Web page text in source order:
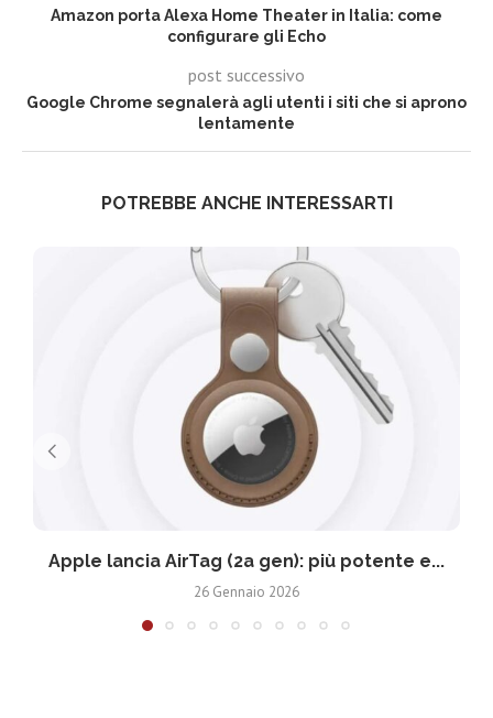
Amazon porta Alexa Home Theater in Italia: come
configurare gli Echo
post successivo
Google Chrome segnalerà agli utenti i siti che si aprono
lentamente
POTREBBE ANCHE INTERESSARTI
Apple lancia AirTag (2a gen): più potente e...
26 Gennaio 2026